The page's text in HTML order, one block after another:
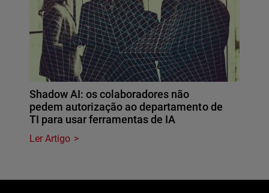
Shadow AI: os colaboradores não
pedem autorização ao departamento de
TI para usar ferramentas de IA
Ler Artigo